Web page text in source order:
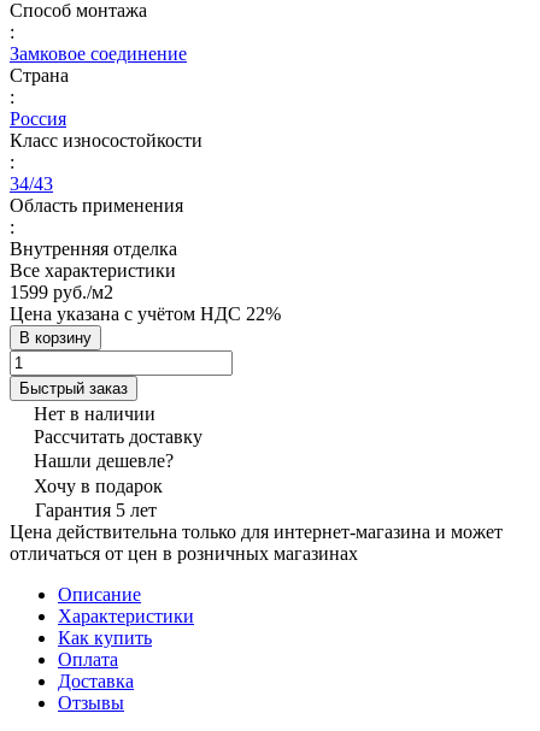
Способ монтажа
:
Замковое соединение
Страна
:
Россия
Класс износостойкости
:
34/43
Область применения
:
Внутренняя отделка
Все характеристики
1599 руб./м2
Цена указана с учётом НДС 22%
В корзину
Быстрый заказ
Нет в наличии
Рассчитать доставку
Нашли дешевле?
Хочу в подарок
Гарантия 5 лет
Цена действительна только для интернет-магазина и может
отличаться от цен в розничных магазинах
Описание
Характеристики
Как купить
Оплата
Доставка
Отзывы